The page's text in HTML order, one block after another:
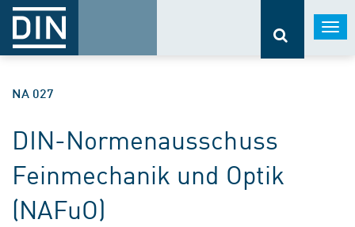
NA 027
DIN-Normenausschuss
Feinmechanik und Optik
(NAFuO)